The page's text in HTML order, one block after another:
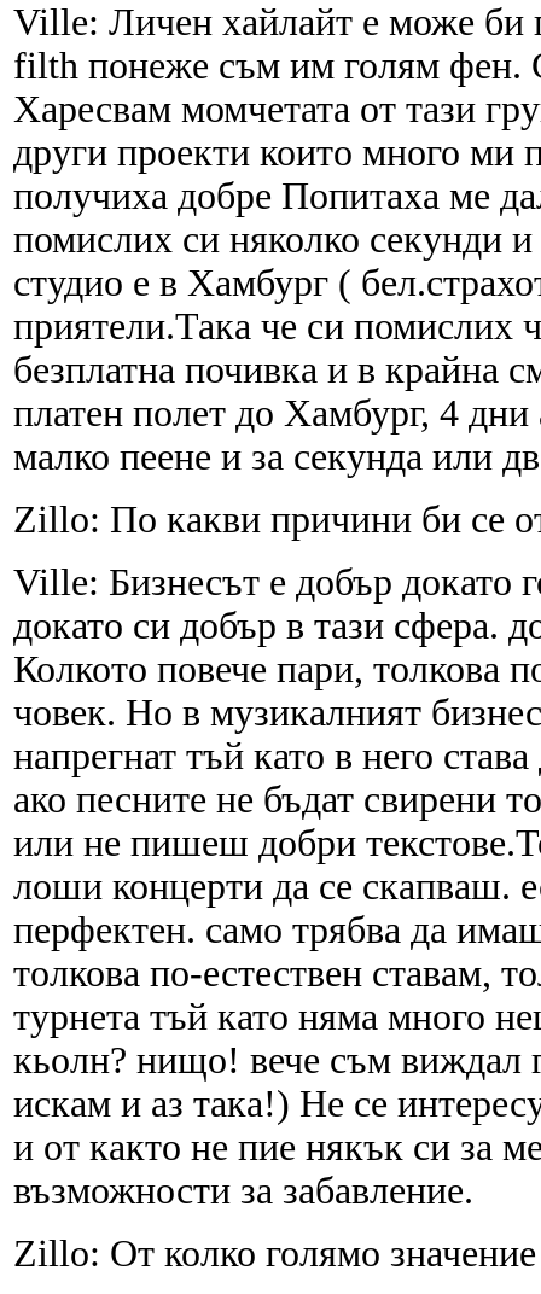
Ville: Личен хайлайт е може би
filth понеже съм им голям фен.
Харесвам момчетата от тази
други проекти които много ми
получиха добре Попитаха ме
помислих си няколко секунди
студио е в Хамбург (
приятели.Така че си помислих
безплатна почивка и в крайна
платен полет до Хамбург, 4
малко пеене и за секунда или
Zillo: По какви причини би се
Ville: Бизнесът е добър докато
докато си добър в тази сфера.
Колкото повече пари, толкова
човек. Но в музикалният
напрегнат тъй като в него
ако песните не бъдат свирени
или не пишеш добри
лоши концерти да се скапваш.
перфектен. само трябва да
толкова по-естествен ставам,
турнета тъй като няма много
кьолн? нищо! вече съм виждал
искам и аз така!) Не се
и от както не пие някък си за
възможности за забавление.
Zillo: От колко голямо